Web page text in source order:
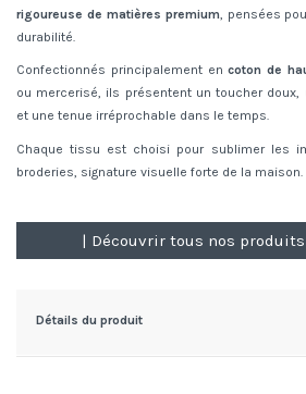
rigoureuse de matières premium , pensées
durabilité.
Confectionnés principalement encoton de
ou mercerisé, ils présentent un toucher doux,
et une tenue irréprochable dans le temps.
Chaque tissu est choisi pour sublimer les
broderies, signature visuelle forte de la maison.
| Découvrir tous nos produits
Détails du produit